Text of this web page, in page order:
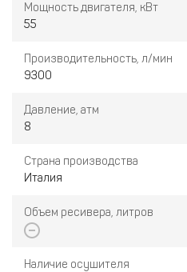
Мощность двигателя, кВт
55
Производительность, л/мин
9300
Давление, атм
8
Страна производства
Италия
Объем ресивера, литров
Наличие осушителя